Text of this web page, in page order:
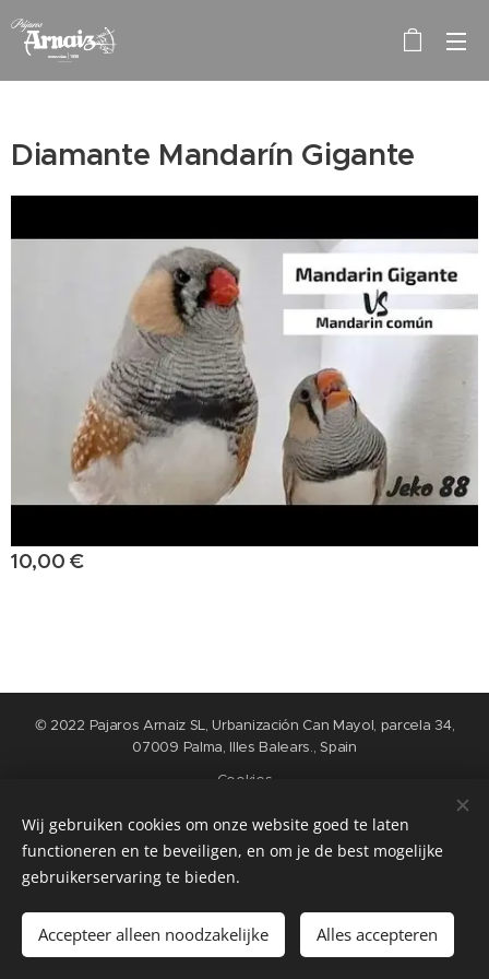
Diamante Mandarín Gigante
10,00 €
Añadir a la cesta
© 2022 Pajaros Arnaiz SL, Urbanización Can Mayol, parcela 34,
07009 Palma, Illes Balears., Spain
Cookies
Idiomas
Nederlands
English Español Français
Wij gebruiken cookies om onze website goed te laten
functioneren en te beveiligen, en om je de best mogelijke
gebruikerservaring te bieden.
Accepteer alleen noodzakelijke Alles accepteren